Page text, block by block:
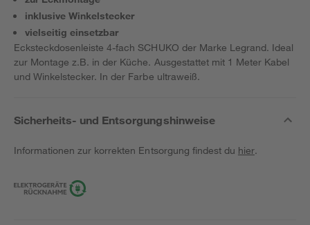
inklusive Winkelstecker
vielseitig einsetzbar
Ecksteckdosenleiste 4-fach SCHUKO der Marke Legrand. Ideal
zur Montage z.B. in der Küche. Ausgestattet mit 1 Meter Kabel
und Winkelstecker. In der Farbe ultraweiß.
Sicherheits- und Entsorgungshinweise
Informationen zur korrekten Entsorgung findest du hier.